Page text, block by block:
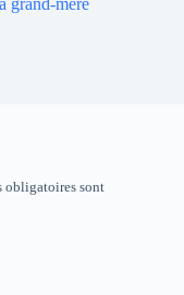
obligatoires sont